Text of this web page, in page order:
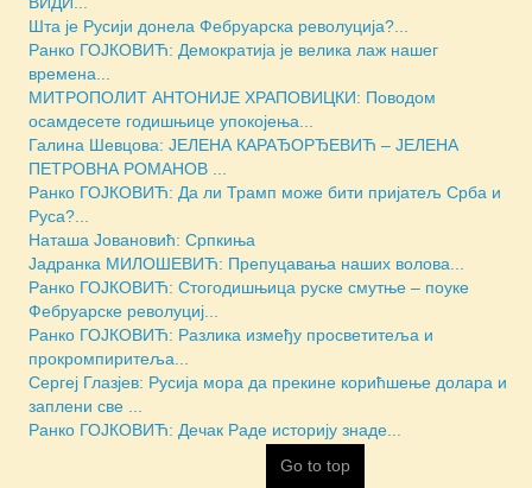
Шта је Русији донела Фебруарска револуција?...
Ранко ГОЈКОВИЋ: Демократија је велика лаж нашег
времена...
МИТРОПОЛИТ АНТОНИЈЕ ХРАПОВИЦКИ: Поводом
осамдесете годишњице упокојења...
Галина Шевцова: ЈЕЛЕНА КАРАЂОРЂЕВИЋ – ЈЕЛЕНА
ПЕТРОВНА РОМАНОВ ...
Ранко ГОЈКОВИЋ: Да ли Трамп може бити пријатељ Срба и
Руса?...
Наташа Јовановић: Српкиња
Јадранка МИЛОШЕВИЋ: Препуцавања наших волова...
Ранко ГОЈКОВИЋ: Стогодишњица руске смутње – поуке
Фебруарске револуциј...
Ранко ГОЈКОВИЋ: Разлика између просветитеља и
прокромпиритеља...
Сергеј Глазјев: Русија мора да прекине корићшење долара и
заплени све ...
Ранко ГОЈКОВИЋ: Дечак Раде историју знаде...
Go to top